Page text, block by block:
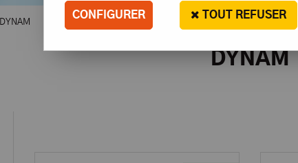
DYNAM
DYNAM
CONFIGURER TOUT REFUSER